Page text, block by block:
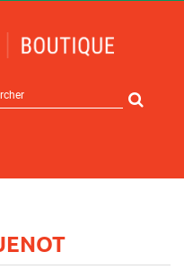
sur